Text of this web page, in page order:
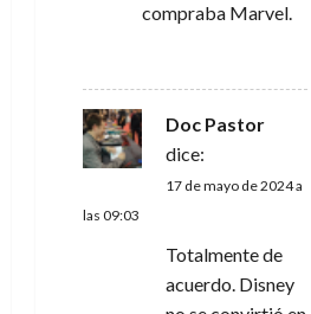
compraba Marvel.
Doc Pastor
dice:
17 de mayo de 2024 a
las 09:03
Totalmente de
acuerdo. Disney